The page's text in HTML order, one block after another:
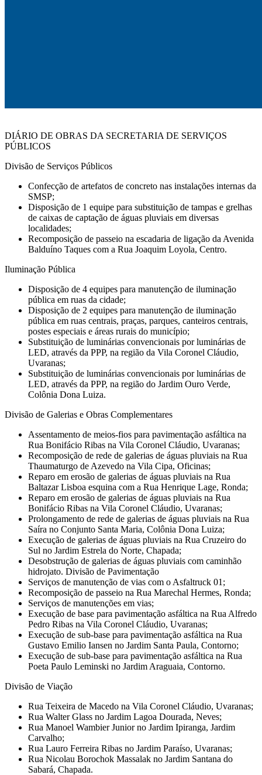
DIÁRIO DE OBRAS DA SECRETARIA DE SERVIÇOS
PÚBLICOS
Divisão de Serviços Públicos
Confecção de artefatos de concreto nas instalações internas da
SMSP;
Disposição de 1 equipe para substituição de tampas e grelhas
de caixas de captação de águas pluviais em diversas
localidades;
Recomposição de passeio na escadaria de ligação da Avenida
Balduíno Taques com a Rua Joaquim Loyola, Centro.
Iluminação Pública
Disposição de 4 equipes para manutenção de iluminação
pública em ruas da cidade;
Disposição de 2 equipes para manutenção de iluminação
pública em ruas centrais, praças, parques, canteiros centrais,
postes especiais e áreas rurais do município;
Substituição de luminárias convencionais por luminárias de
LED, através da PPP, na região da Vila Coronel Cláudio,
Uvaranas;
Substituição de luminárias convencionais por luminárias de
LED, através da PPP, na região do Jardim Ouro Verde,
Colônia Dona Luiza.
Divisão de Galerias e Obras Complementares
Assentamento de meios-fios para pavimentação asfáltica na
Rua Bonifácio Ribas na Vila Coronel Cláudio, Uvaranas;
Recomposição de rede de galerias de águas pluviais na Rua
Thaumaturgo de Azevedo na Vila Cipa, Oficinas;
Reparo em erosão de galerias de águas pluviais na Rua
Baltazar Lisboa esquina com a Rua Henrique Lage, Ronda;
Reparo em erosão de galerias de águas pluviais na Rua
Bonifácio Ribas na Vila Coronel Cláudio, Uvaranas;
Prolongamento de rede de galerias de águas pluviais na Rua
Saíra no Conjunto Santa Maria, Colônia Dona Luiza;
Execução de galerias de águas pluviais na Rua Cruzeiro do
Sul no Jardim Estrela do Norte, Chapada;
Desobstrução de galerias de águas pluviais com caminhão
hidrojato. Divisão de Pavimentação
Serviços de manutenção de vias com o Asfaltruck 01;
Recomposição de passeio na Rua Marechal Hermes, Ronda;
Serviços de manutenções em vias;
Execução de base para pavimentação asfáltica na Rua Alfredo
Pedro Ribas na Vila Coronel Cláudio, Uvaranas;
Execução de sub-base para pavimentação asfáltica na Rua
Gustavo Emilio Iansen no Jardim Santa Paula, Contorno;
Execução de sub-base para pavimentação asfáltica na Rua
Poeta Paulo Leminski no Jardim Araguaia, Contorno.
Divisão de Viação
Rua Teixeira de Macedo na Vila Coronel Cláudio, Uvaranas;
Rua Walter Glass no Jardim Lagoa Dourada, Neves;
Rua Manoel Wambier Junior no Jardim Ipiranga, Jardim
Carvalho;
Rua Lauro Ferreira Ribas no Jardim Paraíso, Uvaranas;
Rua Nicolau Borochok Massalak no Jardim Santana do
Sabará, Chapada.